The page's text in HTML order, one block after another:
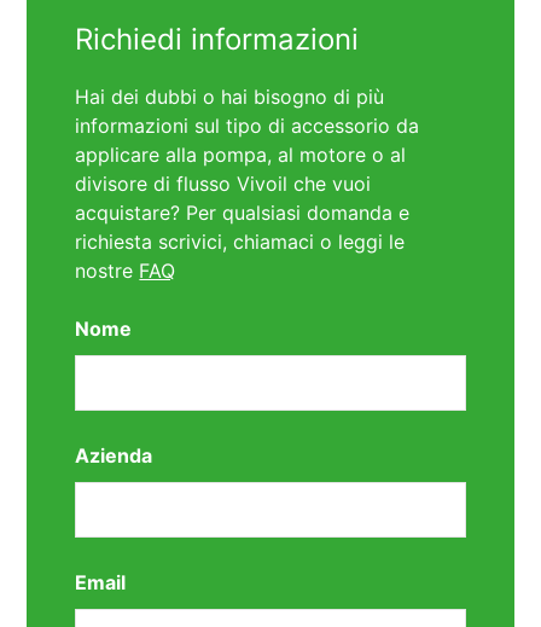
Richiedi informazioni
Hai dei dubbi o hai bisogno di più
informazioni sul tipo di accessorio da
applicare alla pompa, al motore o al
divisore di flusso Vivoil che vuoi
acquistare? Per qualsiasi domanda e
richiesta scrivici, chiamaci o leggi le
nostre FAQ
Nome
Azienda
Email